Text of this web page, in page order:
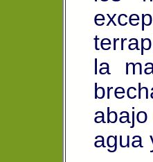
la
agua